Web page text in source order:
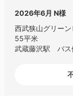
2026年6月 N様
西武狭山グリー
55平米
武蔵藤沢駅 バス